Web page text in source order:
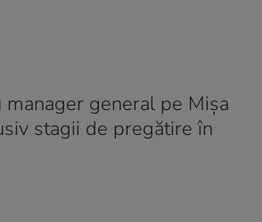
general pe Mișa
stagii de pregătire în